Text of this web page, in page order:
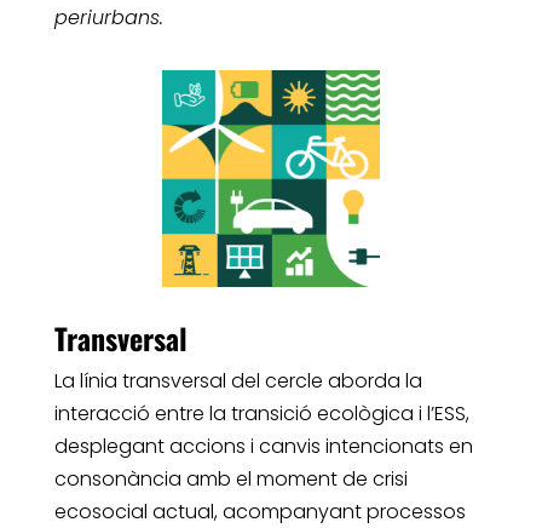
periurbans.
Transversal
La línia transversal del cercle aborda la
interacció entre la transició ecològica i l’ESS,
desplegant accions i canvis intencionats en
consonància amb el moment de crisi
ecosocial actual, acompanyant processos